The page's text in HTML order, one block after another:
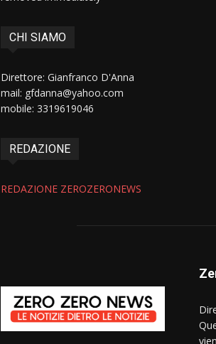
CHI SIAMO
Direttore: Gianfranco D'Anna
mail: gfdanna@yahoo.com
mobile: 3319619046
REDAZIONE
REDAZIONE ZEROZERONEWS